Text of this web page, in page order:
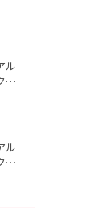
ル
札
ル
札